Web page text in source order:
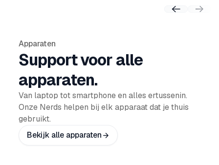
Apparaten
Support voor alle
apparaten.
Van laptop tot smartphone en alles ertussenin.
Onze Nerds helpen bij elk apparaat dat je thuis
gebruikt.
Bekijk alle apparaten